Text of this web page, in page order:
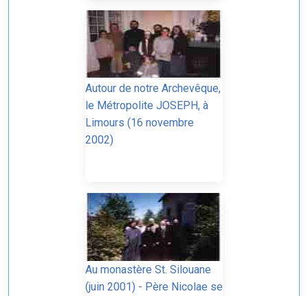
Autour de notre Archevêque,
le Métropolite JOSEPH, à
Limours (16 novembre
2002)
Au monastère St. Silouane
(juin 2001) - Père Nicolae se